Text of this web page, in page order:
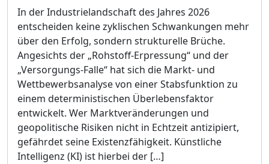
In der Industrielandschaft des Jahres 2026
entscheiden keine zyklischen Schwankungen mehr
über den Erfolg, sondern strukturelle Brüche.
Angesichts der „Rohstoff-Erpressung“ und der
„Versorgungs-Falle“ hat sich die Markt- und
Wettbewerbsanalyse von einer Stabsfunktion zu
einem deterministischen Überlebensfaktor
entwickelt. Wer Marktveränderungen und
geopolitische Risiken nicht in Echtzeit antizipiert,
gefährdet seine Existenzfähigkeit. Künstliche
Intelligenz (KI) ist hierbei der […]